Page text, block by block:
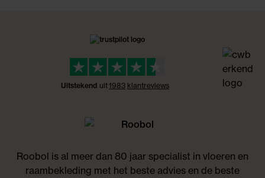
Roobol is al meer dan 80 jaar specialist in vloeren en
raambekleding met het beste advies en de beste
Uitstekend uit 1983 klantreviews